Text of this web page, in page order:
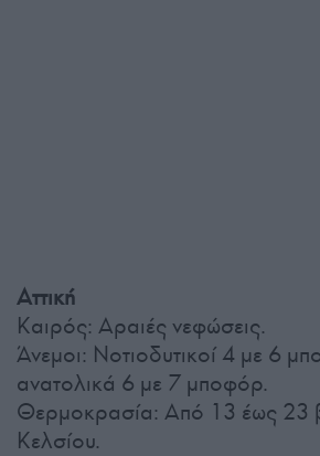
Αττική
Καιρός: Αραιές νεφώσεις.
Άνεμοι: Νοτιοδυτικοί 4 με 6
ανατολικά 6 με 7 μποφόρ.
Θερμοκρασία: Από 13 έως 23
Κελσίου.